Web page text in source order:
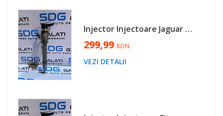
Injector Injectoare Jaguar XJ 2.7 D 2005 - 2009 Cod 5U3Q-9K546-AA [MX0232]
299,99 RON
VEZI DETALII